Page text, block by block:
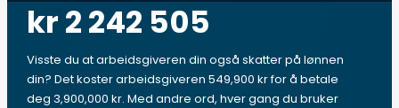
kr 2 242 505
Visste du at arbeidsgiveren din også skatter på lønnen
din? Det koster arbeidsgiveren 549,900 kr for å betale
deg 3,900,000 kr. Med andre ord, hver gang du bruker